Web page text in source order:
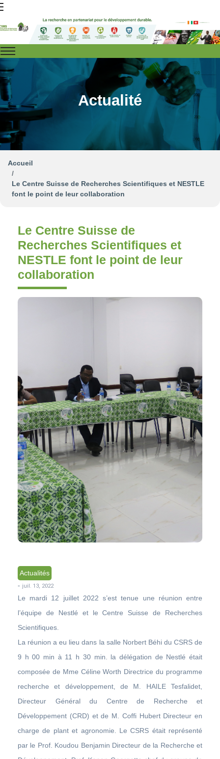
Actualité
Accueil
Le Centre Suisse de Recherches Scientifiques et NESTLE
font le point de leur collaboration
Le Centre Suisse de
Recherches Scientifiques et
NESTLE font le point de leur
collaboration
Actualités
- juil. 13, 2022
Le mardi 12 juillet 2022 s’est tenue une réunion entre
l’équipe de Nestlé et le Centre Suisse de Recherches
Scientifiques.
La réunion a eu lieu dans la salle Norbert Béhi du CSRS de
9 h 00 min à 11 h 30 min. la délégation de Nestlé était
composée de Mme Céline Worth Directrice du programme
recherche et développement, de M. HAILE Tesfalidet,
Directeur Général du Centre de Recherche et
Développement (CRD) et de M. Coffi Hubert Directeur en
charge de plant et agronomie. Le CSRS était représenté
par le Prof. Koudou Benjamin Directeur de la Recherche et